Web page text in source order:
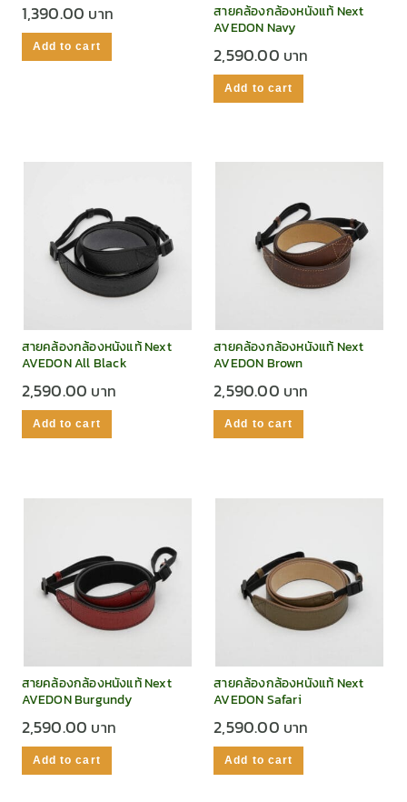
1,390.00
Add to cart
สายคล้องกล้องหนังแท้ Next
AVEDON Navy
2,590.00
Add to cart
สายคล้องกล้องหนังแท้ Next
AVEDON All Black
2,590.00
Add to cart
สายคล้องกล้องหนังแท้ Next
AVEDON Brown
2,590.00
Add to cart
สายคล้องกล้องหนังแท้ Next
AVEDON Burgundy
2,590.00
Add to cart
สายคล้องกล้องหนังแท้ Next
AVEDON Safari
2,590.00
Add to cart